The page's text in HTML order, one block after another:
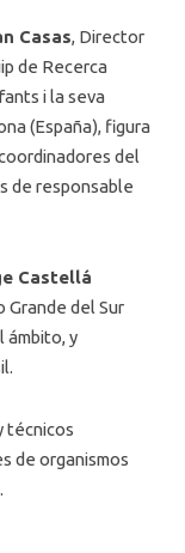
Casas, Director
de Recerca
i la seva
(España), figura
del
de responsable
Castellá
Grande del Sur
ámbito, y
técnicos
de organismos